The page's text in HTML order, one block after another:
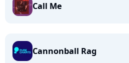
Call Me
Cannonball Rag